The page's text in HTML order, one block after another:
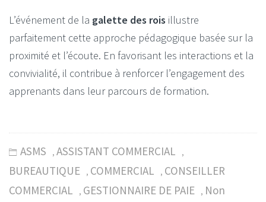
L’événement de la galette des rois illustre
parfaitement cette approche pédagogique basée sur la
proximité et l’écoute. En favorisant les interactions et la
convivialité, il contribue à renforcer l’engagement des
apprenants dans leur parcours de formation.
ASMS , ASSISTANT COMMERCIAL ,
BUREAUTIQUE , COMMERCIAL , CONSEILLER
COMMERCIAL
, GESTIONNAIRE DE PAIE , Non